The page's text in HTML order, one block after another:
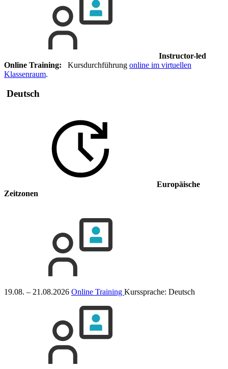
Instructor-led
Online Training: Kursdurchführung online im virtuellen
Klassenraum.
Deutsch
Europäische
Zeitzonen
19.08. – 21.08.2026 Online Training Kurssprache: Deutsch